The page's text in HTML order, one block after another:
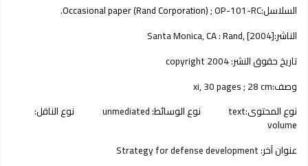
السلاسل:
Occasional paper (Rand Corporation); OP-101-RC.
الناشر:
Santa Monica, CA :Rand,[2004]
تاريخ حقوق النشر:
وصف:xi, 30 pages ; 28 cm
نوع المحتوى:text نوع الوسائط:unmediated نوع الناقل:
volume
عنوان آخر:Strategy for defense development